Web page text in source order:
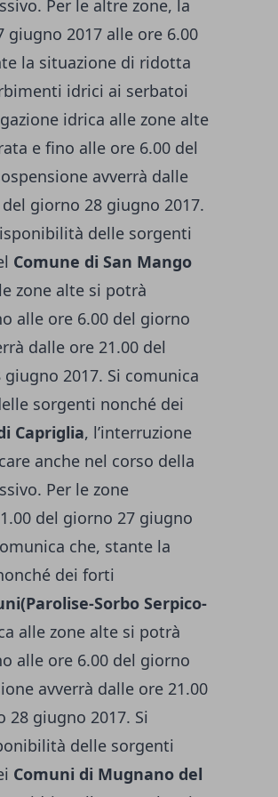
Per le altre zone, la
giugno 2017 alle ore 6.00
la situazione di ridotta
idrici ai serbatoi
idrica alle zone alte
e fino alle ore 6.00 del
avverrà dalle
giorno 28 giugno 2017.
delle sorgenti
Comune di San Mango
zone alte si potrà
alle ore 6.00 del giorno
dalle ore 21.00 del
2017. Si comunica
sorgenti nonché dei
Capriglia, l’interruzione
anche nel corso della
Per le zone
del giorno 27 giugno
che, stante la
dei forti
Sorbo Serpico-
alle zone alte si potrà
alle ore 6.00 del giorno
avverrà dalle ore 21.00
giugno 2017. Si
delle sorgenti
Comuni di Mugnano del